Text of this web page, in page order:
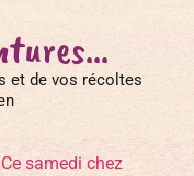
et de vos récoltes